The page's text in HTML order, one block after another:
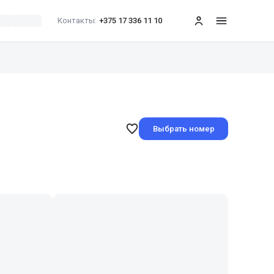
Контакты: +375 17 336 11 10 меню
Выбрать номер